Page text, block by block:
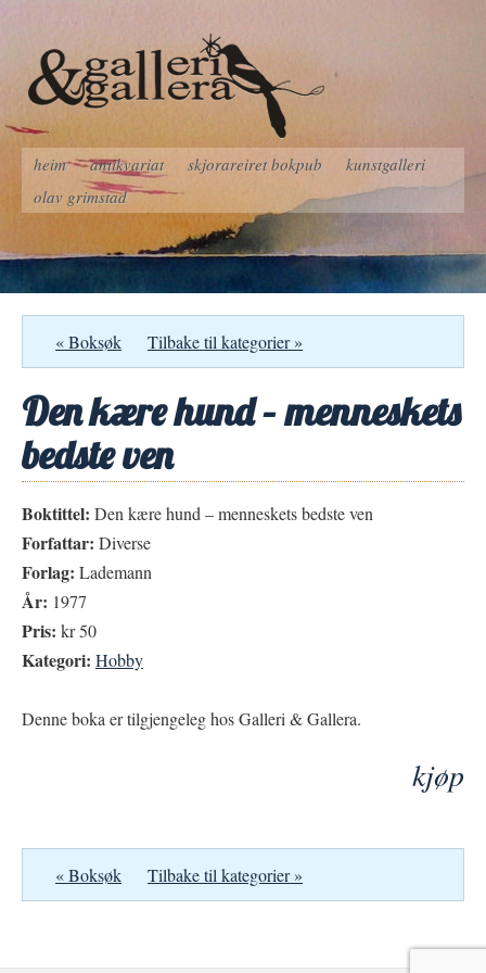
heim antikvariat skjorareiret bokpub
kunstgalleri
olav grimstad
« Boksøk Tilbake til kategorier »
Den kære hund – menneskets
bedste ven
Boktittel: Den kære hund – menneskets bedste ven
Forfattar: Diverse
Forlag: Lademann
År: 1977
Pris: kr 50
Kategori: Hobby
Denne boka er tilgjengeleg hos Galleri & Gallera.
kjøp
« Boksøk Tilbake til kategorier »